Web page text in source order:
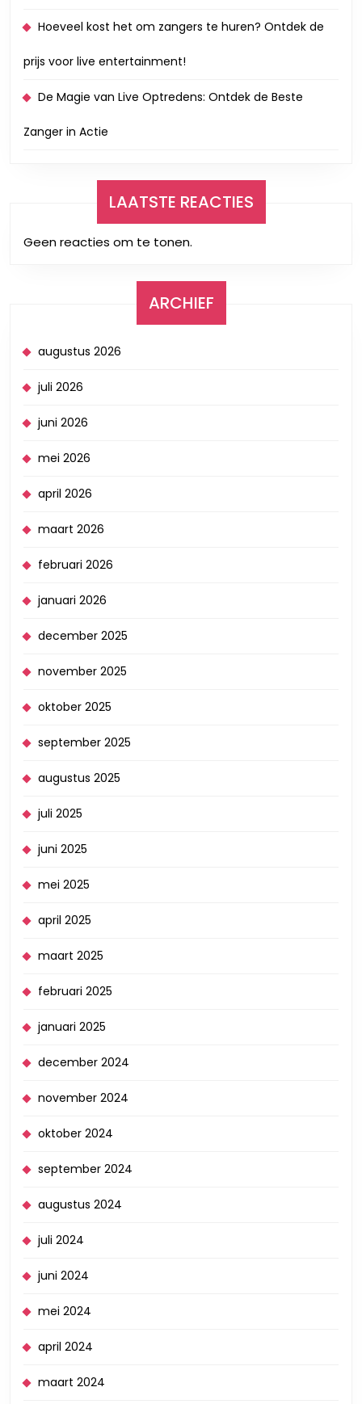
Hoeveel kost het om zangers te huren? Ontdek de
prijs voor live entertainment!
De Magie van Live Optredens: Ontdek de Beste
Zanger in Actie
LAATSTE REACTIES
Geen reacties om te tonen.
ARCHIEF
augustus 2026
juli 2026
juni 2026
mei 2026
april 2026
maart 2026
februari 2026
januari 2026
december 2025
november 2025
oktober 2025
september 2025
augustus 2025
juli 2025
juni 2025
mei 2025
april 2025
maart 2025
februari 2025
januari 2025
december 2024
november 2024
oktober 2024
september 2024
augustus 2024
juli 2024
juni 2024
mei 2024
april 2024
maart 2024